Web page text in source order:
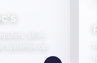
systemen op